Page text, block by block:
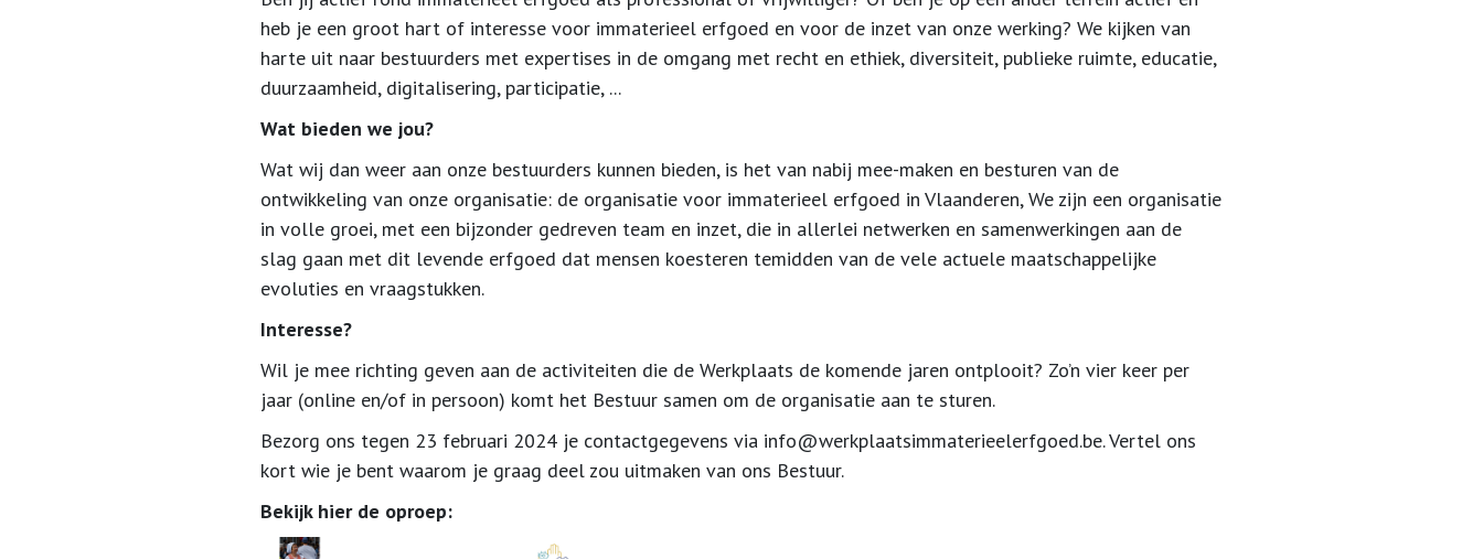
heb je een groot hart of interesse voor immaterieel erfgoed en voor de inzet van onze werking? We kijken van
harte uit naar bestuurders met expertises in de omgang met recht en ethiek, diversiteit, publieke ruimte, educatie,
duurzaamheid, digitalisering, participatie, ...
Wat bieden we jou?
Wat wij dan weer aan onze bestuurders kunnen bieden, is het van nabij mee-maken en besturen van de
ontwikkeling van onze organisatie: de organisatie voor immaterieel erfgoed in Vlaanderen, We zijn een organisatie
in volle groei, met een bijzonder gedreven team en inzet, die in allerlei netwerken en samenwerkingen aan de
slag gaan met dit levende erfgoed dat mensen koesteren temidden van de vele actuele maatschappelijke
evoluties en vraagstukken.
Interesse?
Wil je mee richting geven aan de activiteiten die de Werkplaats de komende jaren ontplooit? Zo’n vier keer per
jaar (online en/of in persoon) komt het Bestuur samen om de organisatie aan te sturen.
Bezorg ons tegen 23 februari 2024 je contactgegevens via info@werkplaatsimmaterieelerfgoed.be.Vertel ons
kort wie je bent waarom je graag deel zou uitmaken van ons Bestuur.
Bekijk hier de oproep: